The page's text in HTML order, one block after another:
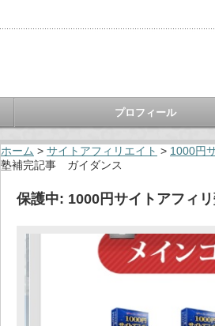
プロフィール
ホーム > サイトアフィリエイト > 1000円
塾補完記事 ガイダンス
保護中: 1000円サイトアフィ